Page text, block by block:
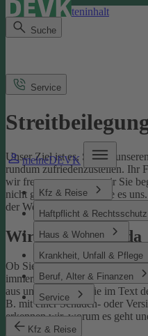
Direkt zum Seiteninhalt
Suche
meineDEVK
Kfz & Reise
Haftpflicht & Rechtsschutz
Haus & Wohnen
Krankheit, Unfall & Pflege
Beruf, Alter & Finanzen
Service
Kfz & Reise
Service
Unser Ziel ist es, Sie mit
rundum zufriedenzustellen. Ihr
wir freuen uns, wenn wir Sie
nicht gelingen, sagen Sie es
der Welt geschafft werden.
Wir sind für Sie da
Ob Sie uns loben oder sich
immer über unser
aus und benennen Sie im Text
B. mit einer Schaden- oder
erkennen wir, worum es geht
weiterhelfen.